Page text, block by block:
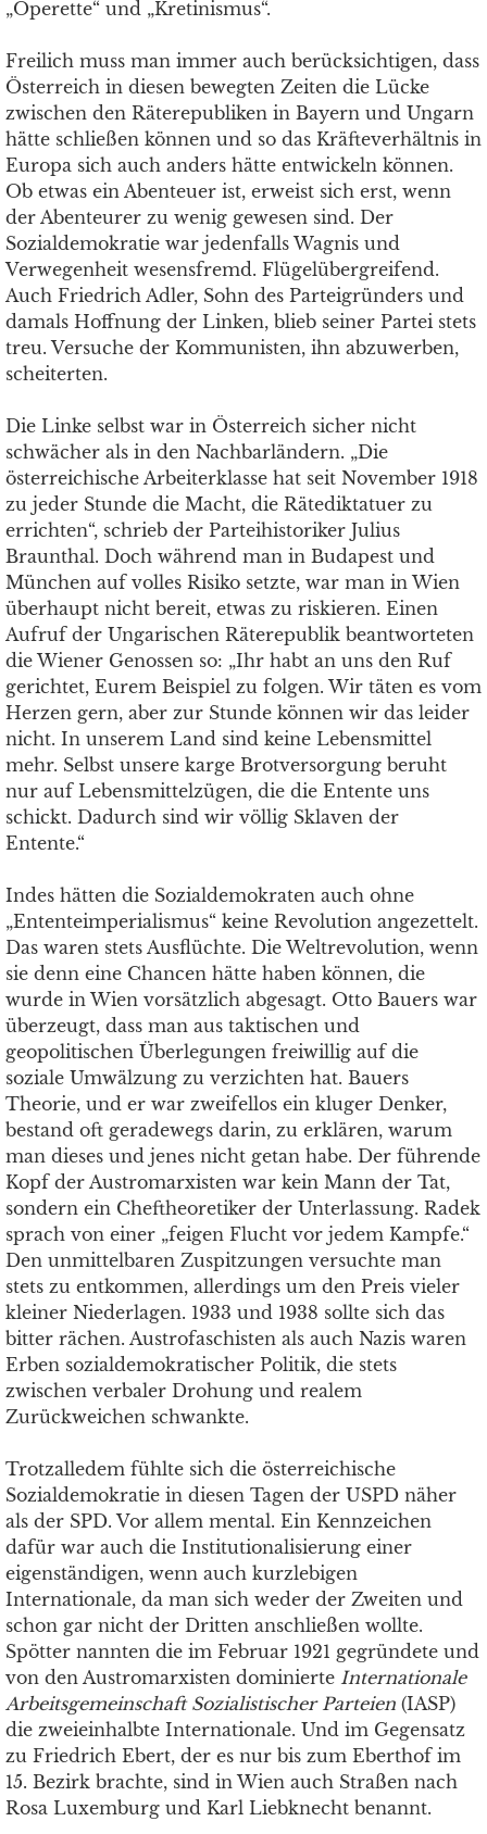
„Operette“ und „Kretinismus“.
Freilich muss man immer auch berücksichtigen, dass
Österreich in diesen bewegten Zeiten die Lücke
zwischen den Räterepubliken in Bayern und Ungarn
hätte schließen können und so das Kräfteverhältnis in
Europa sich auch anders hätte entwickeln können.
Ob etwas ein Abenteuer ist, erweist sich erst, wenn
der Abenteurer zu wenig gewesen sind. Der
Sozialdemokratie war jedenfalls Wagnis und
Verwegenheit wesensfremd. Flügelübergreifend.
Auch Friedrich Adler, Sohn des Parteigründers und
damals Hoffnung der Linken, blieb seiner Partei stets
treu. Versuche der Kommunisten, ihn abzuwerben,
scheiterten.
Die Linke selbst war in Österreich sicher nicht
schwächer als in den Nachbarländern. „Die
österreichische Arbeiterklasse hat seit November 1918
zu jeder Stunde die Macht, die Rätediktatuer zu
errichten“, schrieb der Parteihistoriker Julius
Braunthal. Doch während man in Budapest und
München auf volles Risiko setzte, war man in Wien
überhaupt nicht bereit, etwas zu riskieren. Einen
Aufruf der Ungarischen Räterepublik beantworteten
die Wiener Genossen so: „Ihr habt an uns den Ruf
gerichtet, Eurem Beispiel zu folgen. Wir täten es vom
Herzen gern, aber zur Stunde können wir das leider
nicht. In unserem Land sind keine Lebensmittel
mehr. Selbst unsere karge Brotversorgung beruht
nur auf Lebensmittelzügen, die die Entente uns
schickt. Dadurch sind wir völlig Sklaven der
Entente.“
Indes hätten die Sozialdemokraten auch ohne
„Ententeimperialismus“ keine Revolution angezettelt.
Das waren stets Ausflüchte. Die Weltrevolution, wenn
sie denn eine Chancen hätte haben können, die
wurde in Wien vorsätzlich abgesagt. Otto Bauers war
überzeugt, dass man aus taktischen und
geopolitischen Überlegungen freiwillig auf die
soziale Umwälzung zu verzichten hat. Bauers
Theorie, und er war zweifellos ein kluger Denker,
bestand oft geradewegs darin, zu erklären, warum
man dieses und jenes nicht getan habe. Der führende
Kopf der Austromarxisten war kein Mann der Tat,
sondern ein Cheftheoretiker der Unterlassung. Radek
sprach von einer „feigen Flucht vor jedem Kampfe.“
Den unmittelbaren Zuspitzungen versuchte man
stets zu entkommen, allerdings um den Preis vieler
kleiner Niederlagen. 1933 und 1938 sollte sich das
bitter rächen. Austrofaschisten als auch Nazis waren
Erben sozialdemokratischer Politik, die stets
zwischen verbaler Drohung und realem
Zurückweichen schwankte.
Trotzalledem fühlte sich die österreichische
Sozialdemokratie in diesen Tagen der USPD näher
als der SPD. Vor allem mental. Ein Kennzeichen
dafür war auch die Institutionalisierung einer
eigenständigen, wenn auch kurzlebigen
Internationale, da man sich weder der Zweiten und
schon gar nicht der Dritten anschließen wollte.
Spötter nannten die im Februar 1921 gegründete und
von den Austromarxisten dominierte Internationale
Arbeitsgemeinschaft Sozialistischer Parteien (IASP)
die zweieinhalbte Internationale. Und im Gegensatz
zu Friedrich Ebert, der es nur bis zum Eberthof im
15. Bezirk brachte, sind in Wien auch Straßen nach
Rosa Luxemburg und Karl Liebknecht benannt.